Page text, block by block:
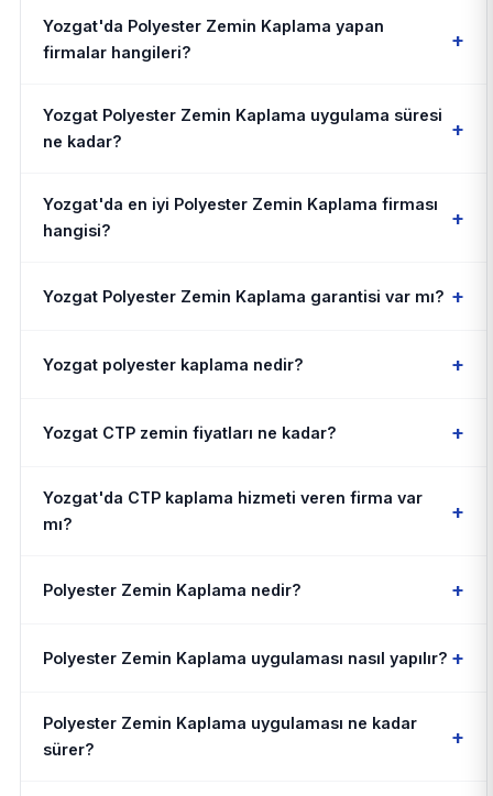
Yozgat'da Polyester Zemin Kaplama yapan
firmalar hangileri?
+
Yozgat Polyester Zemin Kaplama uygulama süresi
ne kadar?
+
Yozgat'da en iyi Polyester Zemin Kaplama firması
hangisi?
+
Yozgat Polyester Zemin Kaplama garantisi var mı? +
Yozgat polyester kaplama nedir? +
Yozgat CTP zemin fiyatları ne kadar? +
Yozgat'da CTP kaplama hizmeti veren firma var
mı?
+
Polyester Zemin Kaplama nedir? +
Polyester Zemin Kaplama uygulaması nasıl yapılır? +
Polyester Zemin Kaplama uygulaması ne kadar
sürer?
+